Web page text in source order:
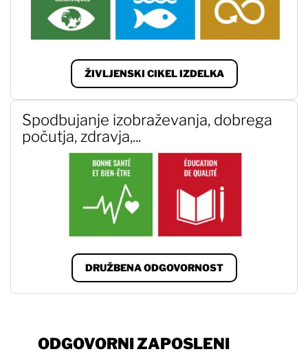
ŽIVLJENSKI CIKEL IZDELKA
Spodbujanje izobraževanja, dobrega
počutja, zdravja,...
DRUŽBENA ODGOVORNOST
ODGOVORNI ZAPOSLENI